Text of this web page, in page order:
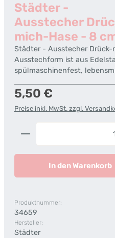
Städter -
Ausstecher
mich-Hase - 8
Städter - Ausstecher
Ausstechform ist aus
spülmaschinenfest,
Regulärer Preis:
5,50 €
Preise inkl. MwSt. zzgl.
Produkt Anzahl: Gib
In den Warenkorb
Produktnummer:
34659
Hersteller:
Städter